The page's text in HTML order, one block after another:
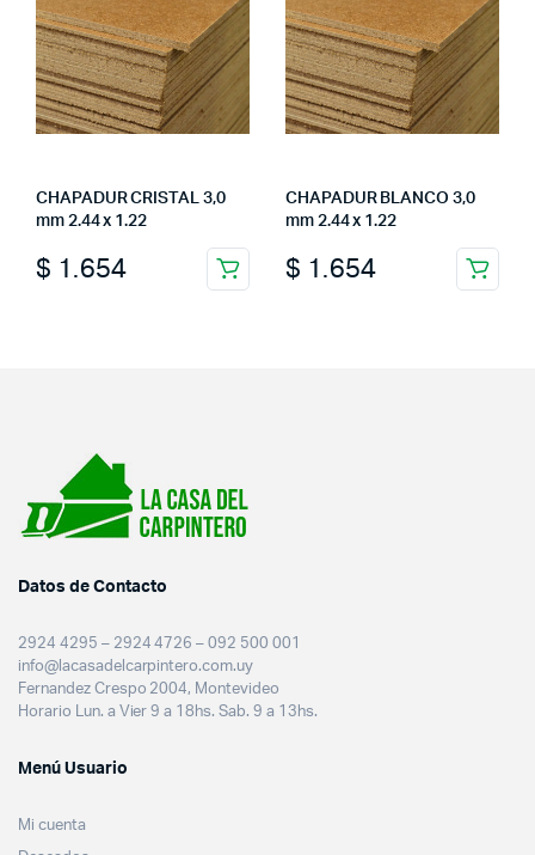
CHAPADUR CRISTAL 3,0
mm 2.44 x 1.22
$ 1.654
CHAPADUR BLANCO 3,0
mm 2.44 x 1.22
$ 1.654
Datos de Contacto
2924 4295 – 2924 4726 – 092 500 001
info@lacasadelcarpintero.com.uy
Fernandez Crespo 2004, Montevideo
Horario Lun. a Vier 9 a 18hs. Sab. 9 a 13hs.
Menú Usuario
Mi cuenta